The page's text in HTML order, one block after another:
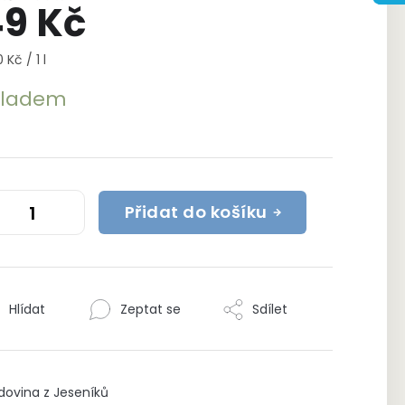
Kč
Kč / 1 l
Přidat do košíku
z Jeseníků
Zeptat se
Hlídat Sdílet